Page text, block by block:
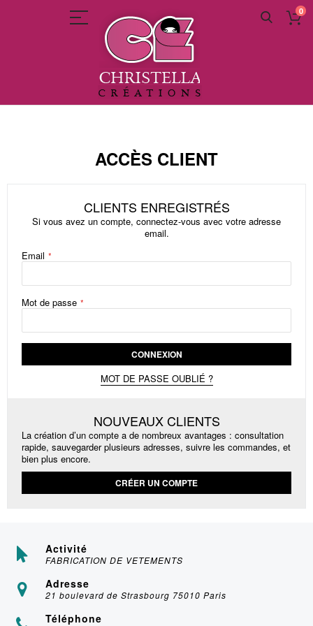
0
Allez
ACCÈS CLIENT
CLIENTS ENREGISTRÉS
Si vous avez un compte, connectez-vous avec votre adresse
email.
Email
Mot de passe
CONNEXION
MOT DE PASSE OUBLIÉ ?
NOUVEAUX CLIENTS
La création d’un compte a de nombreux avantages : consultation
rapide, sauvegarder plusieurs adresses, suivre les commandes, et
bien plus encore.
CRÉER UN COMPTE
Activité
FABRICATION DE VETEMENTS
Adresse
21 boulevard de Strasbourg 75010 Paris
Téléphone